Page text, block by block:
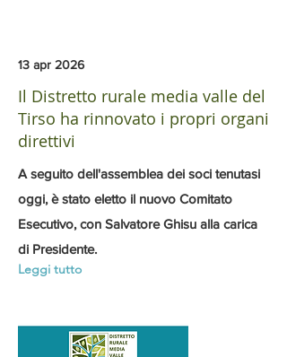
13 apr 2026
Il Distretto rurale media valle del
Tirso ha rinnovato i propri organi
direttivi
A seguito dell'assemblea dei soci tenutasi
oggi, è stato eletto il nuovo Comitato
Esecutivo, con Salvatore Ghisu alla carica
di Presidente.
Leggi tutto